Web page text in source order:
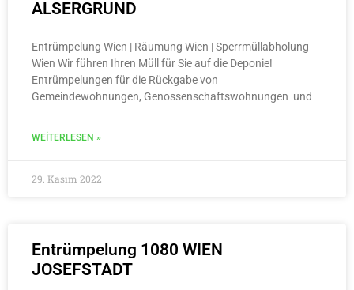
ALSERGRUND
Entrümpelung Wien | Räumung Wien | Sperrmüllabholung
Wien Wir führen Ihren Müll für Sie auf die Deponie!
Entrümpelungen für die Rückgabe von
Gemeindewohnungen, Genossenschaftswohnungen und
WEITERLESEN »
29. Kasım 2022
Entrümpelung 1080 WIEN
JOSEFSTADT